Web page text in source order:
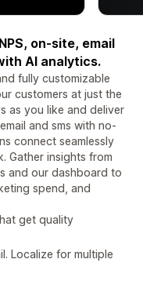
on-site, email
AI analytics.
fully customizable
customers at just the
as you like and deliver
and sms with no-
connect seamlessly
Gather insights from
and our dashboard to
spend, and
get quality
Localize for multiple